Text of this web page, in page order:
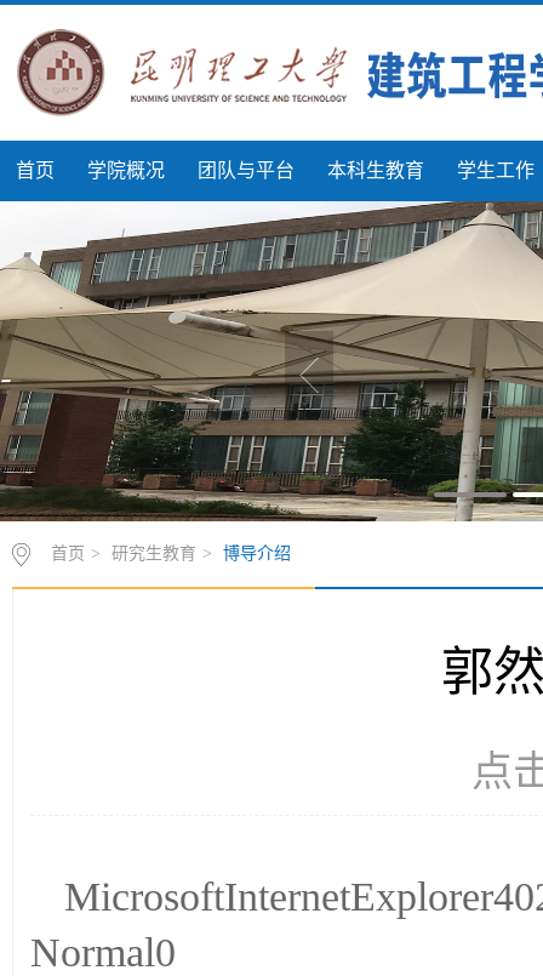
首页 学院概况 团队与平台 本科生教育 学生工作
首页 > 研究生教育 > 博导介绍
郭
点
Normal0